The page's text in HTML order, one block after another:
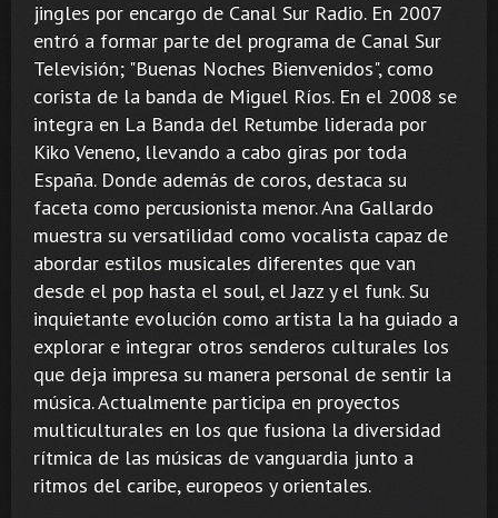
jingles por encargo de Canal Sur Radio. En 2007
entró a formar parte del programa de Canal Sur
Televisión; "Buenas Noches Bienvenidos", como
corista de la banda de Miguel Ríos. En el 2008 se
integra en La Banda del Retumbe liderada por
Kiko Veneno, llevando a cabo giras por toda
España. Donde además de coros, destaca su
faceta como percusionista menor. Ana Gallardo
muestra su versatilidad como vocalista capaz de
abordar estilos musicales diferentes que van
desde el pop hasta el soul, el Jazz y el funk. Su
inquietante evolución como artista la ha guiado a
explorar e integrar otros senderos culturales los
que deja impresa su manera personal de sentir la
música. Actualmente participa en proyectos
multiculturales en los que fusiona la diversidad
rítmica de las músicas de vanguardia junto a
ritmos del caribe, europeos y orientales.